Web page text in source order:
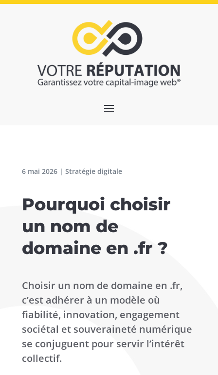
6 mai 2026| Stratégie digitale
Pourquoi choisir
un nom de
domaine en .fr ?
Choisir un nom de domaine en .fr,
c’est adhérer à un modèle où
fiabilité, innovation, engagement
sociétal et souveraineté numérique
se conjuguent pour servir l’intérêt
collectif.